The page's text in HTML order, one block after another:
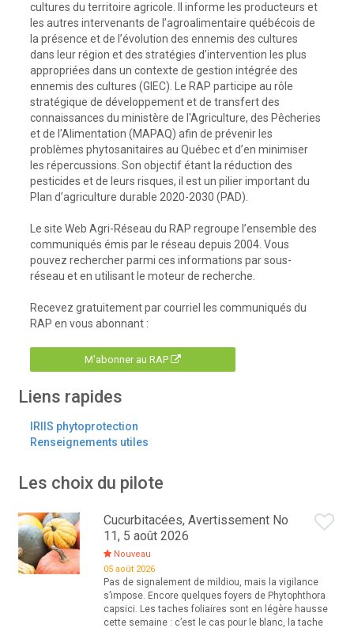
cultures du territoire agricole. Il informe les producteurs et
les autres intervenants de l’agroalimentaire québécois de
la présence et de l’évolution des ennemis des cultures
dans leur région et des stratégies d’intervention les plus
appropriées dans un contexte de gestion intégrée des
ennemis des cultures (GIEC). Le RAP participe au rôle
stratégique de développement et de transfert des
connaissances du ministère de l'Agriculture, des Pêcheries
et de l'Alimentation (MAPAQ) afin de prévenir les
problèmes phytosanitaires au Québec et d’en minimiser
les répercussions. Son objectif étant la réduction des
pesticides et de leurs risques, il est un pilier important du
Plan d’agriculture durable 2020-2030 (PAD).
Le site Web Agri-Réseau du RAP regroupe l’ensemble des
communiqués émis par le réseau depuis 2004. Vous
pouvez rechercher parmi ces informations par sous-
réseau et en utilisant le moteur de recherche.
Recevez gratuitement par courriel les communiqués du
RAP en vous abonnant :
M'abonner au RAP
Liens rapides
IRIIS phytoprotection
Renseignements utiles
Les choix du pilote
Cucurbitacées, Avertissement No
11, 5 août 2026
Nouveau
05 août 2026
Pas de signalement de mildiou, mais la vigilance
s’impose. Encore quelques foyers de Phytophthora
capsici. Les taches foliaires sont en légère hausse
cette semaine : c’est le cas pour le blanc, la tache